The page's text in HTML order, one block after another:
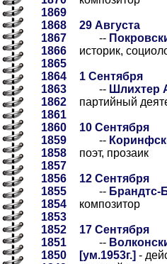
1869
1868
1867
1866
1865
1864
1863
1862
1861
1860
1859
1858
1857
1856
1855
1854
1853
1852
1851
1850
29 Августа
--
историк,
1 Сентября
-- Шлихтер
партийный
10 Сентября
--
поэт, прозаик
12 Сентября
-- Брандтс-
композитор
17 Сентября
--
[ум.1953г.] -